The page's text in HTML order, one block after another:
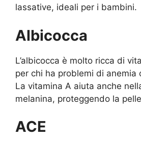
lassative, ideali per i bambini.
Albicocca
L’albicocca è molto ricca di
per chi ha problemi di anemia
La vitamina A aiuta anche
melanina, proteggendo la
ACE